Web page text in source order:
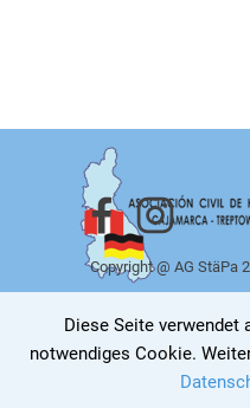
Copyright @ AG StäPa
Diese Seite
notwendiges Cookie.